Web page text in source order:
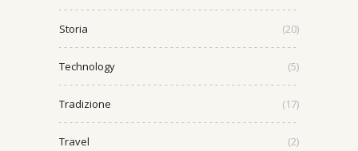
Storia (20)
Technology (5)
Tradizione (17)
Travel (2)